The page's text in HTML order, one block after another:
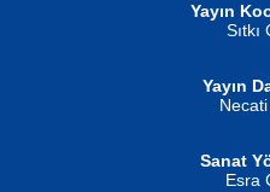
Yayın
Sıtkı
Yayın
Necati
Sanat
Esra